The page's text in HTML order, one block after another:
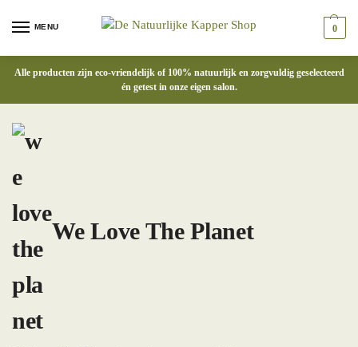
MENU 0
Alle producten zijn eco-vriendelijk of 100% natuurlijk en zorgvuldig geselecteerd
én getest in onze eigen salon.
We Love The Planet